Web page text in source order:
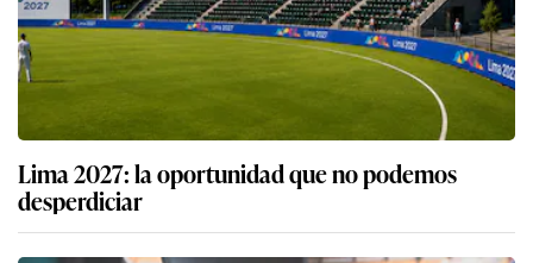
Lima 2027: la oportunidad que no podemos
desperdiciar